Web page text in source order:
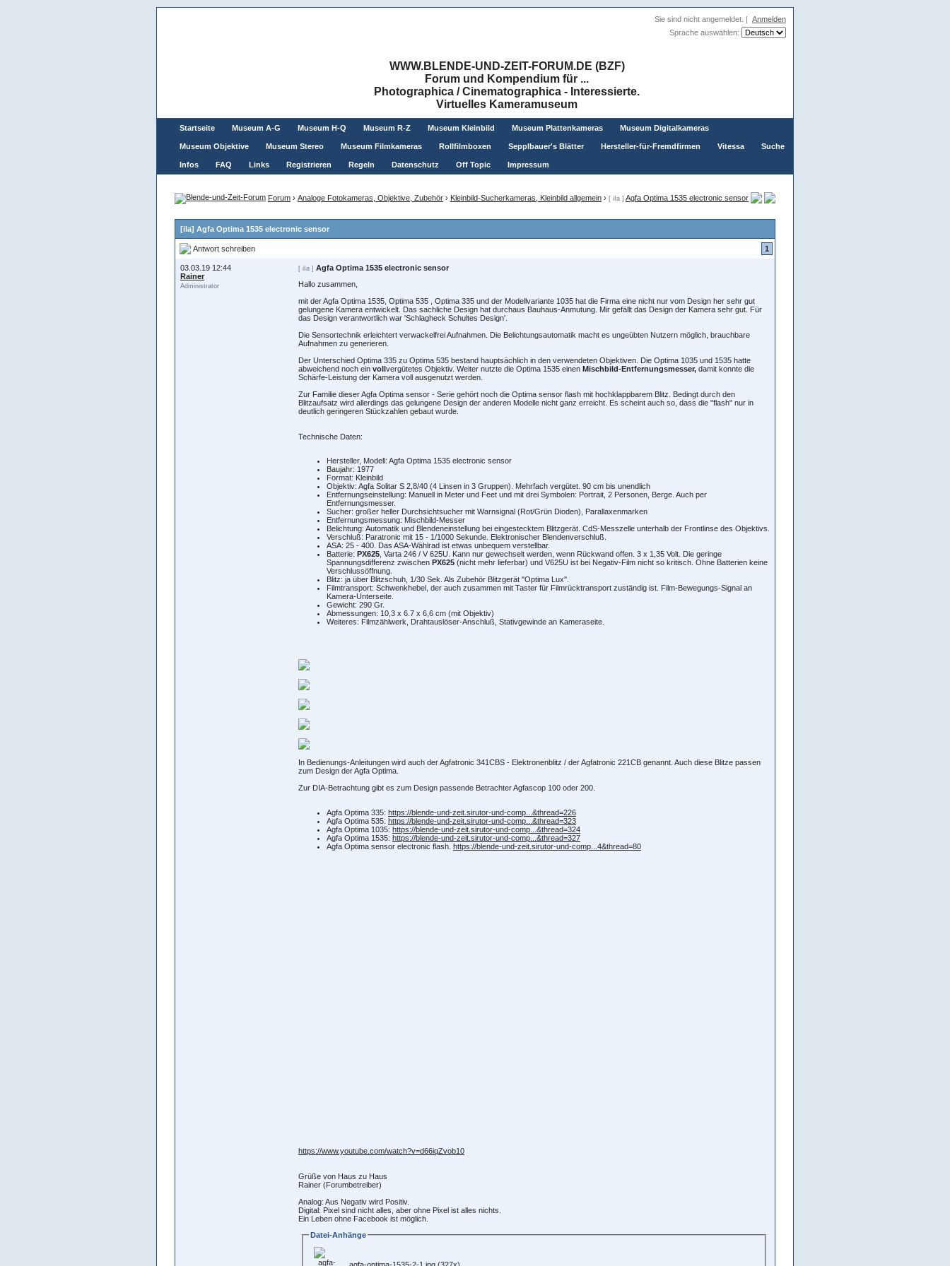
Sie sind nicht angemeldet. | Anmelden
Sprache auswählen:
WWW.BLENDE-UND-ZEIT-FORUM.DE (BZF)
Forum und Kompendium für ...
Photographica / Cinematographica - Interessierte.
Virtuelles Kameramuseum
Startseite Museum A-G Museum H-Q Museum R-Z Museum Kleinbild Museum Plattenkameras Museum Digitalkameras
Museum Objektive Museum Stereo Museum Filmkameras Rollfilmboxen Sepplbauer's Blätter Hersteller-für-Fremdfirmen Vitessa Suche
Infos FAQ Links Registrieren Regeln Datenschutz Off Topic Impressum
Forum › Analoge Fotokameras, Objektive, Zubehör › Kleinbild-Sucherkameras, Kleinbild allgemein › [ iIa ] Agfa Optima 1535 electronic sensor
[iIa] Agfa Optima 1535 electronic sensor
Antwort schreiben 1
03.03.19 12:44
Rainer
Administrator
[ iIa ] Agfa Optima 1535 electronic sensor
Hallo zusammen,
mit der Agfa Optima 1535, Optima 535 , Optima 335 und der Modellvariante 1035 hat die Firma eine nicht nur vom Design her sehr gut
gelungene Kamera entwickelt. Das sachliche Design hat durchaus Bauhaus-Anmutung. Mir gefällt das Design der Kamera sehr gut. Für
das Design verantwortlich war 'Schlagheck Schultes Design'.
Die Sensortechnik erleichtert verwackelfrei Aufnahmen. Die Belichtungsautomatik macht es ungeübten Nutzern möglich, brauchbare
Aufnahmen zu generieren.
Der Unterschied Optima 335 zu Optima 535 bestand hauptsächlich in den verwendeten Objektiven. Die Optima 1035 und 1535 hatte
abweichend noch ein vollvergütetes Objektiv. Weiter nutzte die Optima 1535 einen Mischbild-Entfernungsmesser, damit konnte die
Schärfe-Leistung der Kamera voll ausgenutzt werden.
Zur Familie dieser Agfa Optima sensor - Serie gehört noch die Optima sensor flash mit hochklappbarem Blitz. Bedingt durch den
Blitzaufsatz wird allerdings das gelungene Design der anderen Modelle nicht ganz erreicht. Es scheint auch so, dass die "flash" nur in
deutlich geringeren Stückzahlen gebaut wurde.
Technische Daten:
Hersteller, Modell: Agfa Optima 1535 electronic sensor
Baujahr: 1977
Format: Kleinbild
Objektiv: Agfa Solitar S 2,8/40 (4 Linsen in 3 Gruppen). Mehrfach vergütet. 90 cm bis unendlich
Entfernungseinstellung: Manuell in Meter und Feet und mit drei Symbolen: Portrait, 2 Personen, Berge. Auch per
Entfernungsmesser.
Sucher: großer heller Durchsichtsucher mit Warnsignal (Rot/Grün Dioden), Parallaxenmarken
Entfernungsmessung: Mischbild-Messer
Belichtung: Automatik und Blendeneinstellung bei eingestecktem Blitzgerät. CdS-Messzelle unterhalb der Frontlinse des Objektivs.
Verschluß: Paratronic mit 15 - 1/1000 Sekunde. Elektronischer Blendenverschluß.
ASA: 25 - 400. Das ASA-Wählrad ist etwas unbequem verstellbar.
Batterie: PX625 , Varta 246 / V 625U. Kann nur gewechselt werden, wenn Rückwand offen. 3 x 1,35 Volt. Die geringe
Spannungsdifferenz zwischen PX625 (nicht mehr lieferbar) und V625U ist bei Negativ-Film nicht so kritisch. Ohne Batterien keine
Verschlussöffnung.
Blitz: ja über Blitzschuh, 1/30 Sek. Als Zubehör Blitzgerät "Optima Lux".
Filmtransport: Schwenkhebel, der auch zusammen mit Taster für Filmrücktransport zuständig ist. Film-Bewegungs-Signal an
Kamera-Unterseite.
Gewicht: 290 Gr.
Abmessungen: 10,3 x 6.7 x 6,6 cm (mit Objektiv)
Weiteres: Filmzählwerk, Drahtauslöser-Anschluß, Stativgewinde an Kameraseite.
In Bedienungs-Anleitungen wird auch der Agfatronic 341CBS - Elektronenblitz / der Agfatronic 221CB genannt. Auch diese Blitze passen
zum Design der Agfa Optima.
Zur DIA-Betrachtung gibt es zum Design passende Betrachter Agfascop 100 oder 200.
Agfa Optima 335: https://blende-und-zeit.sirutor-und-comp...&thread=226
Agfa Optima 535: https://blende-und-zeit.sirutor-und-comp...&thread=323
Agfa Optima 1035: https://blende-und-zeit.sirutor-und-comp...&thread=324
Agfa Optima 1535: https://blende-und-zeit.sirutor-und-comp...&thread=327
Agfa Optima sensor electronic flash. https://blende-und-zeit.sirutor-und-comp...4&thread=80
https://www.youtube.com/watch?v=d66iqZvob10
Grüße von Haus zu Haus
Rainer (Forumbetreiber)
Analog: Aus Negativ wird Positiv.
Digital: Pixel sind nicht alles, aber ohne Pixel ist alles nichts.
Ein Leben ohne Facebook ist möglich.
Datei-Anhänge